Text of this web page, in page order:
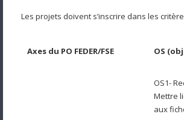
Les projets doivent s’inscrire dans les
Axes du PO FEDER/FSE OS
OS1-
Mettre
aux